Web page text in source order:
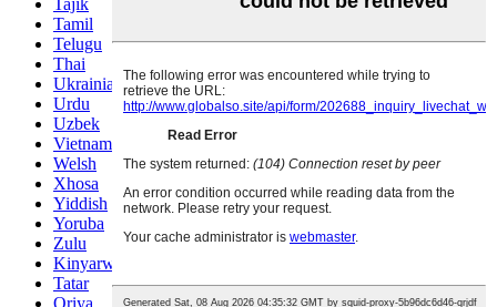
Tamil
Telugu
Thai
Ukrainian
Urdu
Uzbek
Vietnamese
Welsh
Xhosa
Yiddish
Yoruba
Zulu
Kinyarwanda
Tatar
Oriya